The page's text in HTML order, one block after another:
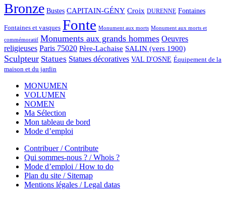
Bronze Bustes CAPITAIN-GÉNY Croix DURENNE Fontaines
Fontaines et vasques Fonte Monument aux morts Monument aux morts et
commémoratif Monuments aux grands hommes Oeuvres
religieuses Paris 75020 Père-Lachaise SALIN (vers 1900)
Sculpteur Statues Statues décoratives VAL D'OSNE Équipement de la
maison et du jardin
MONUMEN
VOLUMEN
NOMEN
Ma Sélection
Mon tableau de bord
Mode d’emploi
Contribuer / Contribute
Qui sommes-nous ? / Whois ?
Mode d’emploi / How to do
Plan du site / Sitemap
Mentions légales / Legal datas